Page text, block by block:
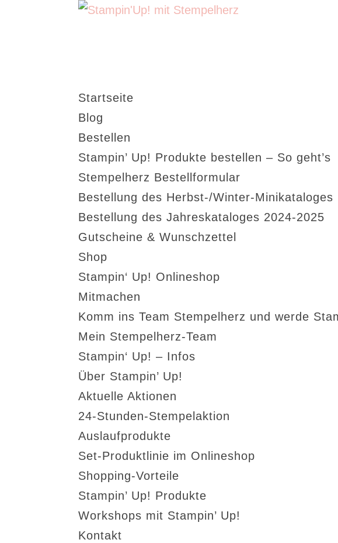
Startseite
Blog
Bestellen
Stampin’ Up! Produkte bestellen – So geht’s
Stempelherz Bestellformular
Bestellung des Herbst-/Winter-Minikataloges
Bestellung des Jahreskataloges 2024-2025
Gutscheine & Wunschzettel
Shop
Stampin‘ Up! Onlineshop
Mitmachen
Komm ins Team Stempelherz und werde
Mein Stempelherz-Team
Stampin‘ Up! – Infos
Über Stampin’ Up!
Aktuelle Aktionen
24-Stunden-Stempelaktion
Auslaufprodukte
Set-Produktlinie im Onlineshop
Shopping-Vorteile
Stampin’ Up! Produkte
Workshops mit Stampin’ Up!
Kontakt